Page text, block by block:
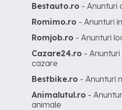
Bestauto.ro - Anunturi
Romimo.ro - Anunturi
Romjob.ro - Anunturi
Cazare24.ro -
cazare
Bestbike.ro - Anunturi
Animalutul.ro -
animale